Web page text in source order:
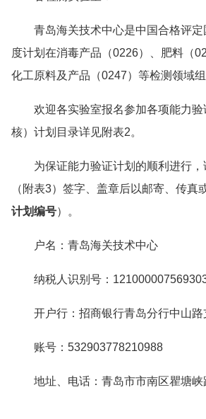
青岛海关技术中心是中国合格评
度计划在消毒产品（0226）、肥料（
化工原料及产品（0247）等检测领域
欢迎各实验室报名参加各项能力
核）计划目录详见附表2。
为保证能力验证计划的顺利进行
（附表3）签字、盖章后以邮寄、传
计划编号）。
户名：青岛海关技术中心
纳税人识别号：
开户行：招商银行青岛分行中山路
账号：532903778210988
地址、电话：青岛市市南区瞿塘